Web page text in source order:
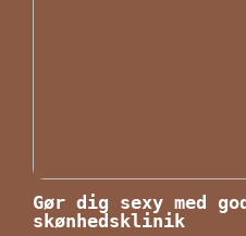
Gør dig sexy med
skønhedsklinik